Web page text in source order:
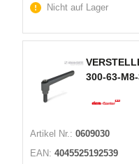
Nicht auf Lager
300-63-
Artikel Nr.: 0609030
EAN: 4045525192539